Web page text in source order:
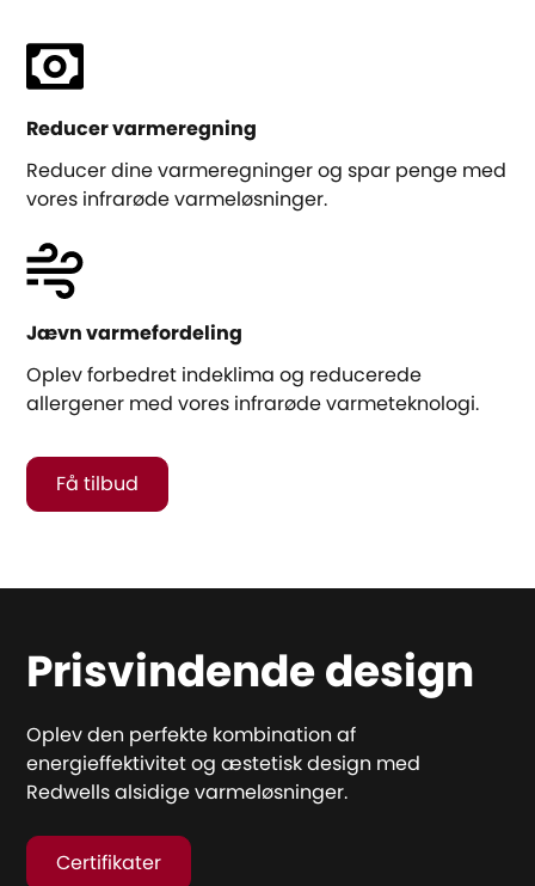
Reducer varmeregning
Reducer dine varmeregninger og spar penge med
vores infrarøde varmeløsninger.
Jævn varmefordeling
Oplev forbedret indeklima og reducerede
allergener med vores infrarøde varmeteknologi.
Få tilbud
Prisvindende design
Oplev den perfekte kombination af
energieffektivitet og æstetisk design med
Redwells alsidige varmeløsninger.
Certifikater